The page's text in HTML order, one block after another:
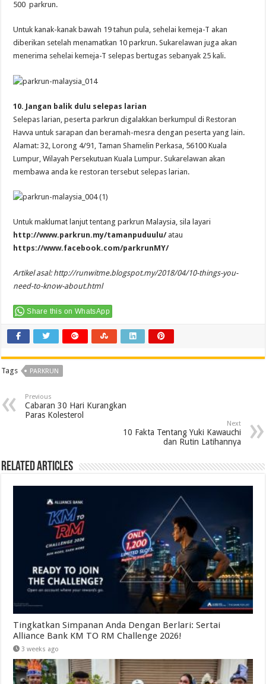
500 parkrun.
Untuk kanak-kanak bawah 19 tahun pula, sehelai kemeja-T akan
diberikan setelah menamatkan 10 parkrun. Sukarelawan juga akan
menerima sehelai kemeja-T selepas bertugas sebanyak 25 kali.
10. Jangan balik dulu selepas larian
Selepas larian, peserta parkrun digalakkan berkumpul di Restoran
Havva untuk sarapan dan beramah-mesra dengan peserta yang lain.
Alamat: 32, Lorong 4/91, Taman Shamelin Perkasa, 56100 Kuala
Lumpur, Wilayah Persekutuan Kuala Lumpur. Sukarelawan akan
membawa anda ke restoran tersebut selepas larian.
Untuk maklumat lanjut tentang parkrun Malaysia, sila layari
http://www.parkrun.my/tamanpuduulu/atau
https://www.facebook.com/parkrunMY/
Artikel asal: http://runwitme.blogspot.my/2018/04/10-things-you-
need-to-know-about.html
Share this on WhatsApp
Tags PARKRUN
Previous
Cabaran 30 Hari Kurangkan
Paras Kolesterol
Next
10 Fakta Tentang Yuki Kawauchi
dan Rutin Latihannya
Related Articles
Tingkatkan Simpanan Anda Dengan Berlari: Sertai
Alliance Bank KM TO RM Challenge 2026!
3 weeks ago